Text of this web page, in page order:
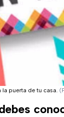
la puerta de tu casa.